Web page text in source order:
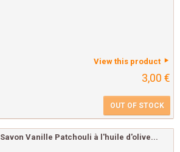
View this product
3,00 €
OUT OF STOCK
Savon Vanille Patchouli à l'huile d'olive...